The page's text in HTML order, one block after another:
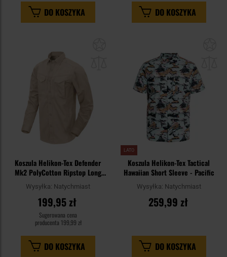
DO KOSZYKA DO KOSZYKA
schowka
Koszula Helikon-Tex Defender
Mk2 PolyCotton Ripstop Long
Sleeve - Khaki
Wysyłka: Natychmiast
199,95 zł
Sugerowana cena
producenta 199,99 zł
DO KOSZYKA
LATO
Koszula Helikon-Tex Tactical
Hawaiian Short Sleeve - Pacific
Wysyłka: Natychmiast
259,99 zł
DO KOSZYKA